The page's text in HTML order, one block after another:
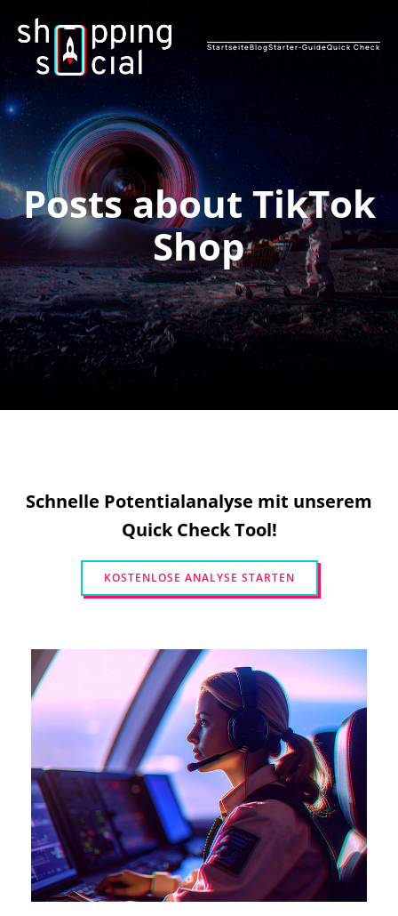
StartseiteBlogStarter-GuideQuick Check
Posts about TikTok
Shop
Schnelle Potentialanalyse mit unserem
Quick Check Tool!
KOSTENLOSE ANALYSE STARTEN